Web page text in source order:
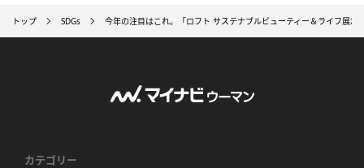
トップ SDGs 今年の注目はこれ。「ロフト サステナブルビューティー＆ライフ展
カテゴリー